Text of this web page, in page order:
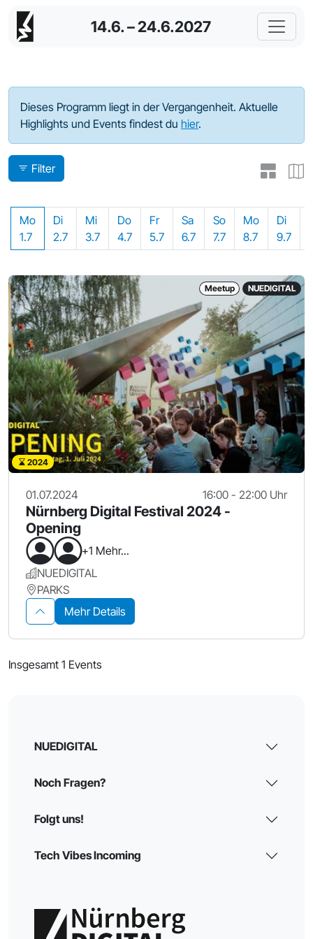
14.6. – 24.6.2027
Programm - 2024
Dieses Programm liegt in der Vergangenheit. Aktuelle
Highlights und Events findest du hier.
Filter
Mo
1.7
Di
2.7
Mi
3.7
Do
4.7
Fr
5.7
Sa
6.7
So
7.7
Mo
8.7
Di
9.7
Meetup NUEDIGITAL
2024
01.07.2024 16:00 - 22:00 Uhr
Nürnberg Digital Festival 2024 -
Opening
+1 Mehr...
NUEDIGITAL
PARKS
Mehr Details
Insgesamt 1 Events
NUEDIGITAL
Noch Fragen?
Folgt uns!
Tech Vibes Incoming